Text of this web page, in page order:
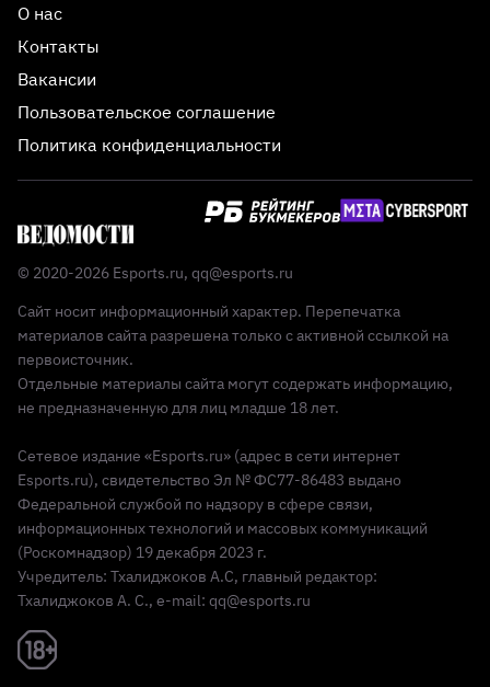
Реклама 18+
О нас
Контакты
Вакансии
Пользовательское соглашение
Политика конфиденциальности
© 2020-2026 Esports.ru, qq@esports.ru
Сайт носит информационный характер. Перепечатка
материалов сайта разрешена только с активной ссылкой на
первоисточник.
Отдельные материалы сайта могут содержать информацию,
не предназначенную для лиц младше 18 лет.
Сетевое издание «Esports.ru» (адрес в сети интернет
Esports.ru), свидетельство Эл № ФС77-86483 выдано
Федеральной службой по надзору в сфере связи,
информационных технологий и массовых коммуникаций
(Роскомнадзор) 19 декабря 2023 г.
Учредитель: Тхалиджоков А.С, главный редактор:
Тхалиджоков А. С., e-mail: qq@esports.ru